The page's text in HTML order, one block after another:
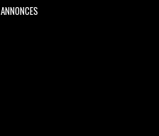
ANNONCES